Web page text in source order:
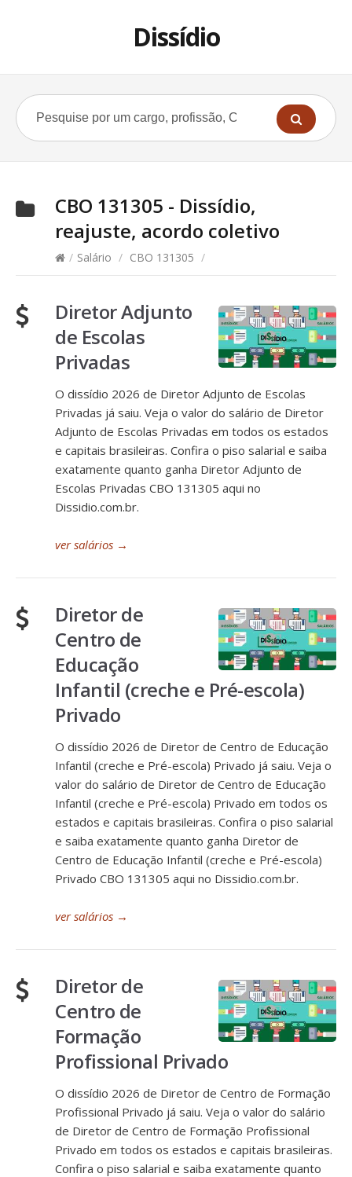
Dissídio
CBO 131305 - Dissídio,
reajuste, acordo coletivo
/ Salário / CBO 131305 /
Diretor Adjunto
de Escolas
Privadas
O dissídio 2026 de Diretor Adjunto de Escolas
Privadas já saiu. Veja o valor do salário de Diretor
Adjunto de Escolas Privadas em todos os estados
e capitais brasileiras. Confira o piso salarial e saiba
exatamente quanto ganha Diretor Adjunto de
Escolas Privadas CBO 131305 aqui no
Dissidio.com.br.
ver salários →
Diretor de
Centro de
Educação
Infantil (creche e Pré-escola)
Privado
O dissídio 2026 de Diretor de Centro de Educação
Infantil (creche e Pré-escola) Privado já saiu. Veja o
valor do salário de Diretor de Centro de Educação
Infantil (creche e Pré-escola) Privado em todos os
estados e capitais brasileiras. Confira o piso salarial
e saiba exatamente quanto ganha Diretor de
Centro de Educação Infantil (creche e Pré-escola)
Privado CBO 131305 aqui no Dissidio.com.br.
ver salários →
Diretor de
Centro de
Formação
Profissional Privado
O dissídio 2026 de Diretor de Centro de Formação
Profissional Privado já saiu. Veja o valor do salário
de Diretor de Centro de Formação Profissional
Privado em todos os estados e capitais brasileiras.
Confira o piso salarial e saiba exatamente quanto